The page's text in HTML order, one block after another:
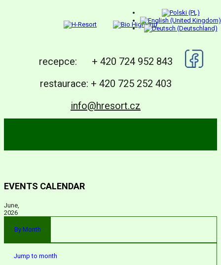
recepce: + 420 724 952 843
restaurace: + 420 725 252 403
info@hresort.cz
EVENTS CALENDAR
June,
2026
By Month
Jump to month